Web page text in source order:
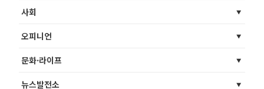
사회
오피니언
문화·라이프
뉴스발전소